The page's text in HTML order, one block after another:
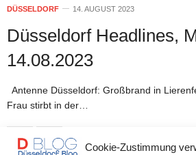
Cookie-Zustimmung
DÜSSELDORF 14. AUGUST 2023
Düsseldorf Headlines,
14.08.2023
Antenne Düsseldorf: Großbrand in
Frau stirbt in der…
0 SHARES